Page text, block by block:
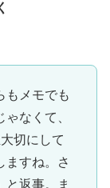
もメモでも
なくて、
切にして
ますね。さ
と返事。ま